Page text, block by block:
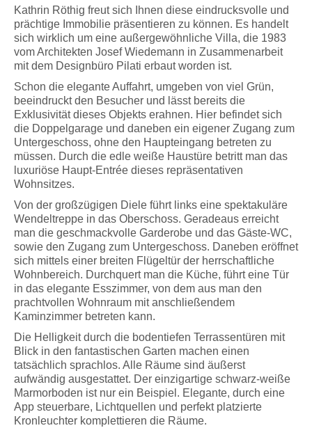
Kathrin Röthig freut sich Ihnen diese eindrucksvolle und
prächtige Immobilie präsentieren zu können. Es handelt
sich wirklich um eine außergewöhnliche Villa, die 1983
vom Architekten Josef Wiedemann in Zusammenarbeit
mit dem Designbüro Pilati erbaut worden ist.
Schon die elegante Auffahrt, umgeben von viel Grün,
beeindruckt den Besucher und lässt bereits die
Exklusivität dieses Objekts erahnen. Hier befindet sich
die Doppelgarage und daneben ein eigener Zugang zum
Untergeschoss, ohne den Haupteingang betreten zu
müssen. Durch die edle weiße Haustüre betritt man das
luxuriöse Haupt-Entrée dieses repräsentativen
Wohnsitzes.
Von der großzügigen Diele führt links eine spektakuläre
Wendeltreppe in das Oberschoss. Geradeaus erreicht
man die geschmackvolle Garderobe und das Gäste-WC,
sowie den Zugang zum Untergeschoss. Daneben eröffnet
sich mittels einer breiten Flügeltür der herrschaftliche
Wohnbereich. Durchquert man die Küche, führt eine Tür
in das elegante Esszimmer, von dem aus man den
prachtvollen Wohnraum mit anschließendem
Kaminzimmer betreten kann.
Die Helligkeit durch die bodentiefen Terrassentüren mit
Blick in den fantastischen Garten machen einen
tatsächlich sprachlos. Alle Räume sind äußerst
aufwändig ausgestattet. Der einzigartige schwarz-weiße
Marmorboden ist nur ein Beispiel. Elegante, durch eine
App steuerbare, Lichtquellen und perfekt platzierte
Kronleuchter komplettieren die Räume.